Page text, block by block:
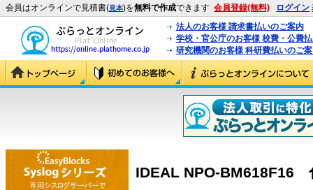
会員はオンラインで見積書(見本)を無料で作成できます 会員登録(無料) ログイン
法人のお客様 請求書払いのご案内
学校・官公庁のお客様 校費・公費
研究機関のお客様 科研費払いのご
IDEAL NPO-BM618F16